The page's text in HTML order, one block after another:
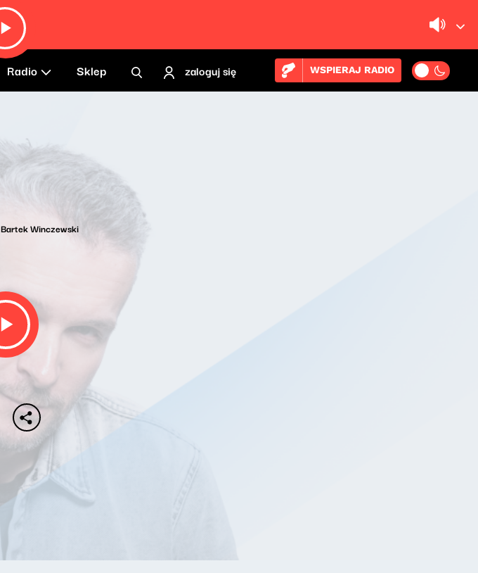
Radio Sklep zaloguj się WSPIERAJ RADIO
Bartek Winczewski